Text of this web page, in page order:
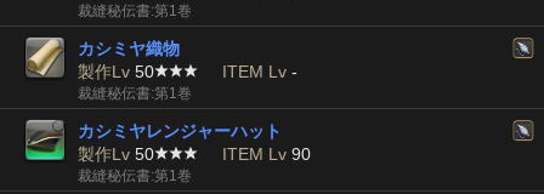
裁縫秘伝書:第1巻
カシミヤ織物
製作Lv 50 ITEM Lv -
裁縫秘伝書:第1巻
カシミヤレンジャーハット
製作Lv 50 ITEM Lv 90
裁縫秘伝書:第1巻